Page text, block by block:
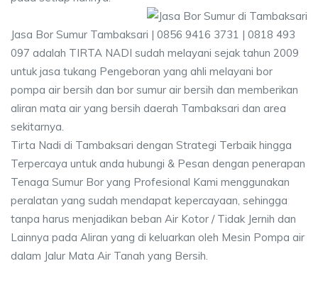
Jasa Bor Sumur Tambaksari | 0856 9416 3731 | 0818 493
097 adalah TIRTA NADI sudah melayani sejak tahun 2009
untuk jasa tukang Pengeboran yang ahli melayani bor
pompa air bersih dan bor sumur air bersih dan memberikan
aliran mata air yang bersih daerah Tambaksari dan area
sekitarnya.
Tirta Nadi di Tambaksari dengan Strategi Terbaik hingga
Terpercaya untuk anda hubungi & Pesan dengan penerapan
Tenaga Sumur Bor yang Profesional Kami menggunakan
peralatan yang sudah mendapat kepercayaan, sehingga
tanpa harus menjadikan beban Air Kotor / Tidak Jernih dan
Lainnya pada Aliran yang di keluarkan oleh Mesin Pompa air
dalam Jalur Mata Air Tanah yang Bersih.